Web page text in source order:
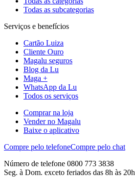
Todas as subcategorias
Serviços e benefícios
Cartão Luiza
Cliente Ouro
Magalu seguros
Blog da Lu
Maga +
WhatsApp da Lu
Todos os serviços
Comprar na loja
Vender no Magalu
Baixe o aplicativo
Compre pelo telefoneCompre pelo chat
Número de telefone 0800 773 3838
Seg. à Dom. exceto feriados das 8h às 20h